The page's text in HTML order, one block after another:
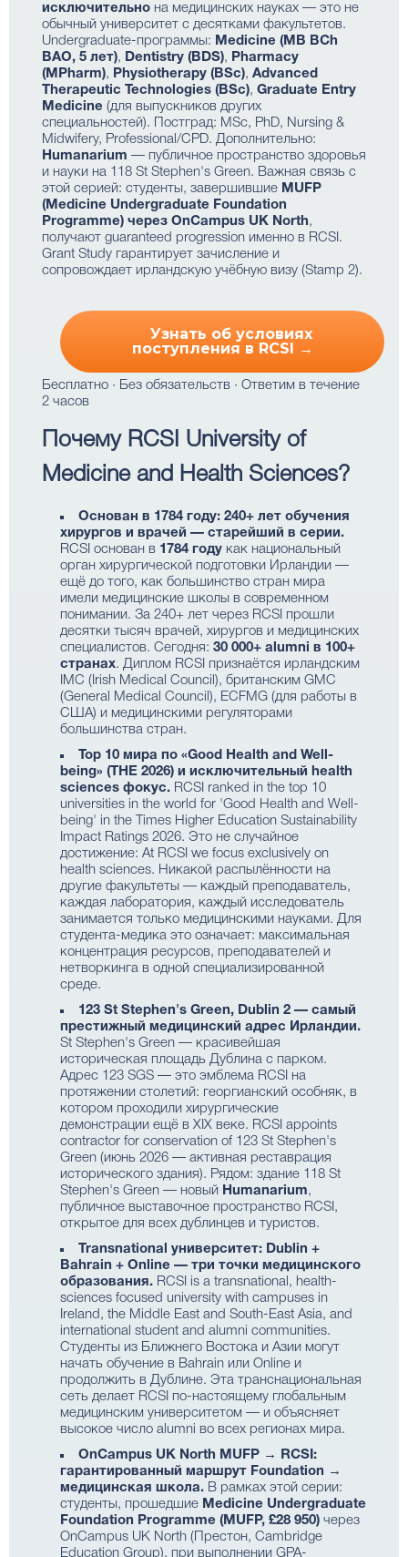
исключительно на медицинских науках — это не
обычный университет с десятками факультетов.
Undergraduate-программы: Medicine (MB BCh
BAO, 5 лет), Dentistry (BDS), Pharmacy
(MPharm), Physiotherapy (BSc), Advanced
Therapeutic Technologies (BSc), Graduate Entry
Medicine (для выпускников других
специальностей). Постград: MSc, PhD, Nursing &
Midwifery, Professional/CPD. Дополнительно:
Humanarium — публичное пространство здоровья
и науки на 118 St Stephen's Green. Важная связь с
этой серией: студенты, завершившие MUFP
(Medicine Undergraduate Foundation
Programme) через OnCampus UK North,
получают guaranteed progression именно в RCSI.
Grant Study гарантирует зачисление и
сопровождает ирландскую учёбную визу (Stamp 2).
Узнать об условиях
поступления в RCSI →
Бесплатно · Без обязательств · Ответим в течение
2 часов
Почему RCSI University of
Medicine and Health Sciences?
Основан в 1784 году: 240+ лет обучения
хирургов и врачей — старейший в серии.
RCSI основан в 1784 году как национальный
орган хирургической подготовки Ирландии —
ещё до того, как большинство стран мира
имели медицинские школы в современном
понимании. За 240+ лет через RCSI прошли
десятки тысяч врачей, хирургов и медицинских
специалистов. Сегодня: 30 000+ alumni в 100+
странах. Диплом RCSI признаётся ирландским
IMC (Irish Medical Council), британским GMC
(General Medical Council), ECFMG (для работы в
США) и медицинскими регуляторами
большинства стран.
Top 10 мира по «Good Health and Well-
being» (THE 2026) и исключительный health
sciences фокус. RCSI ranked in the top 10
universities in the world for 'Good Health and Well-
being' in the Times Higher Education Sustainability
Impact Ratings 2026. Это не случайное
достижение: At RCSI we focus exclusively on
health sciences. Никакой распылённости на
другие факультеты — каждый преподаватель,
каждая лаборатория, каждый исследователь
занимается только медицинскими науками. Для
студента-медика это означает: максимальная
концентрация ресурсов, преподавателей и
нетворкинга в одной специализированной
среде.
123 St Stephen's Green, Dublin 2 — самый
престижный медицинский адрес Ирландии.
St Stephen's Green — красивейшая
историческая площадь Дублина с парком.
Адрес 123 SGS — это эмблема RCSI на
протяжении столетий: георгианский особняк, в
котором проходили хирургические
демонстрации ещё в XIX веке. RCSI appoints
contractor for conservation of 123 St Stephen's
Green (июнь 2026 — активная реставрация
исторического здания). Рядом: здание 118 St
Stephen's Green — новый Humanarium,
публичное выставочное пространство RCSI,
открытое для всех дублинцев и туристов.
Transnational университет: Dublin +
Bahrain + Online — три точки медицинского
образования. RCSI is a transnational, health-
sciences focused university with campuses in
Ireland, the Middle East and South-East Asia, and
international student and alumni communities.
Студенты из Ближнего Востока и Азии могут
начать обучение в Bahrain или Online и
продолжить в Дублине. Эта транснациональная
сеть делает RCSI по-настоящему глобальным
медицинским университетом — и объясняет
высокое число alumni во всех регионах мира.
OnCampus UK North MUFP → RCSI:
гарантированный маршрут Foundation →
медицинская школа. В рамках этой серии:
студенты, прошедшие Medicine Undergraduate
Foundation Programme (MUFP, £28 950) через
OnCampus UK North (Престон, Cambridge
Education Group), при выполнении GPA-